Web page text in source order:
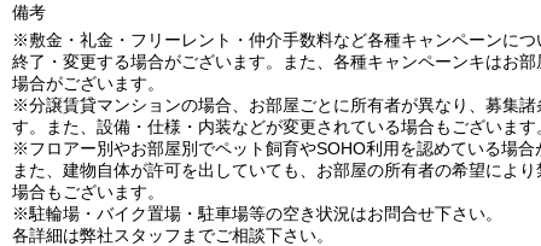
備考
※敷金・礼金・フリーレント・仲介手数料など各種キャンペーンにつ
終了・変更する場合がございます。また、各種キャンペーンキはお
場合がございます。
※分譲賃貸マンションの場合、お部屋ごとに所有者が異なり、募集諸
す。また、設備・仕様・内装などが変更されている場合もございます
※フロアー別やお部屋別でペット飼育やSOHO利用を認めている場合
また、建物自体が許可を出していても、お部屋の所有者の希望によ
場合もございます。
※駐輪場・バイク置場・駐車場等の空き状況はお問合せ下さい。
各詳細は弊社スタッフまでご相談下さい。